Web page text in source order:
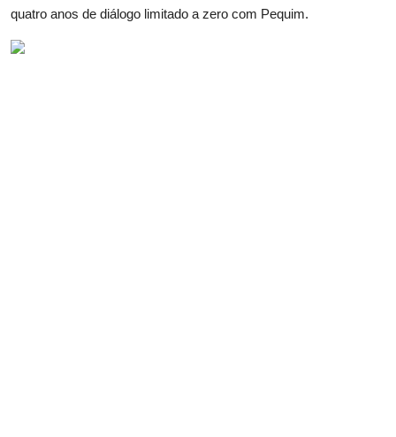
quatro anos de diálogo limitado a zero com Pequim.